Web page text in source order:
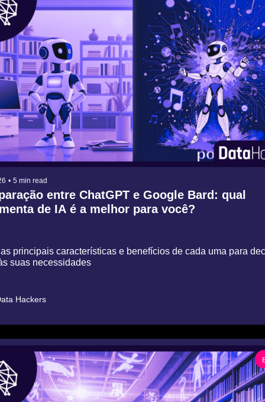
• 5 min read
entre ChatGPT e Google Bard: qual
de IA é a melhor para você?
principais características e benefícios de cada uma para
suas necessidades
Hackers